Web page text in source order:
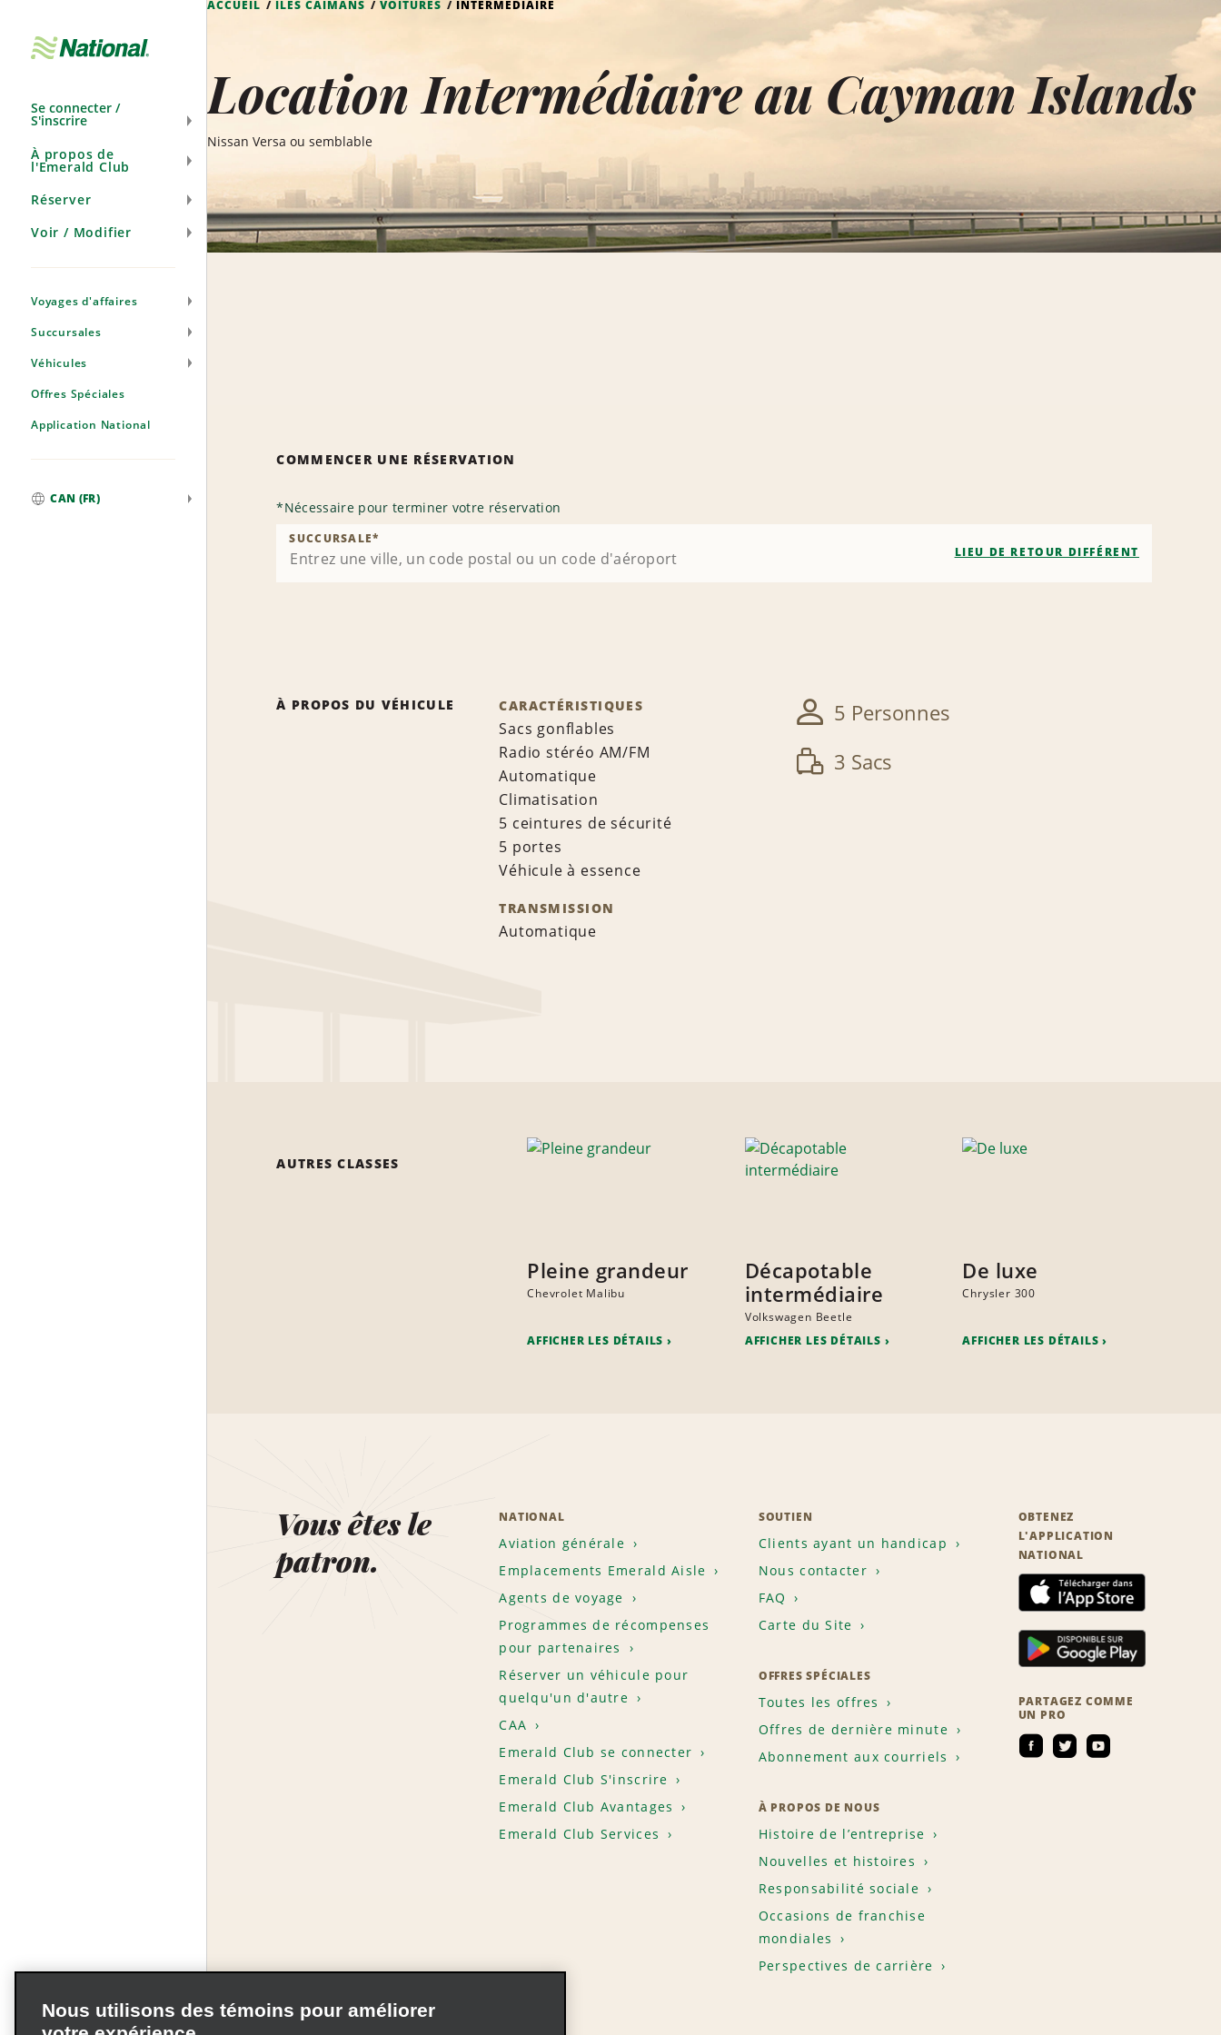
navigation
Se connecter /
S'inscrire
À propos de
l'Emerald Club
Réserver
Voir / Modifier
Voyages d'affaires
Succursales
Véhicules
Offres Spéciales
Application National
CAN (FR)
ACCUEIL ÎLES CAÏMANS VOITURES INTERMÉDIAIRE
Location Intermédiaire au Cayman Islands
Nissan Versa ou semblable
COMMENCER UNE RÉSERVATION
*Nécessaire pour terminer votre réservation
SUCCURSALE*
LIEU DE RETOUR DIFFÉRENT
À PROPOS DU VÉHICULE CARACTÉRISTIQUES
Sacs gonflables
Radio stéréo AM/FM
Automatique
Climatisation
5 ceintures de sécurité
5 portes
Véhicule à essence
TRANSMISSION
Automatique
5 Personnes
3 Sacs
AUTRES CLASSES
Pleine grandeur
Chevrolet Malibu
AFFICHER LES DÉTAILS
Décapotable
intermédiaire
Volkswagen Beetle
AFFICHER LES DÉTAILS
De luxe
Chrysler 300
AFFICHER LES DÉTAILS
Vous êtes le
patron.
NATIONAL
Aviation générale
Emplacements Emerald Aisle
Agents de voyage
Programmes de récompenses
pour partenaires
Réserver un véhicule pour
quelqu'un d'autre
CAA
Emerald Club se connecter
Emerald Club S'inscrire
Emerald Club Avantages
Emerald Club Services
SOUTIEN
Clients ayant un handicap
Nous contacter
FAQ
Carte du Site
OFFRES SPÉCIALES
Toutes les offres
Offres de dernière minute
Abonnement aux courriels
À PROPOS DE NOUS
Histoire de l’entreprise
Nouvelles et histoires
Responsabilité sociale
Occasions de franchise
mondiales
Perspectives de carrière
OBTENEZ
L'APPLICATION
NATIONAL
PARTAGEZ COMME
UN PRO
Nous utilisons des témoins pour améliorer